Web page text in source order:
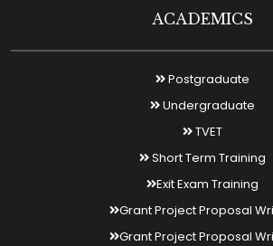
ACADEMICS
Postgraduate
Undergraduate
TVET
Short Term Training
Exit Exam Training
Grant Project Proposal
Grant Project Proposal